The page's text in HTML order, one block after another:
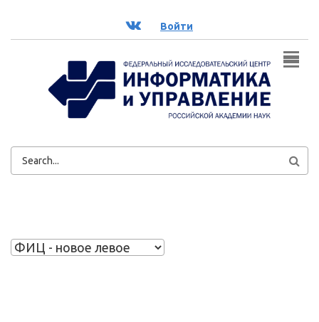
ВК Войти
ФОРМА